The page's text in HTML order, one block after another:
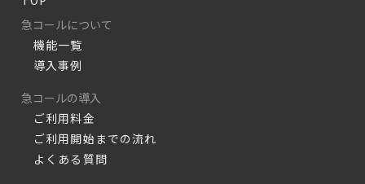
急コールについて
機能一覧
導入事例
急コールの導入
ご利用料金
ご利用開始までの流れ
よくある質問